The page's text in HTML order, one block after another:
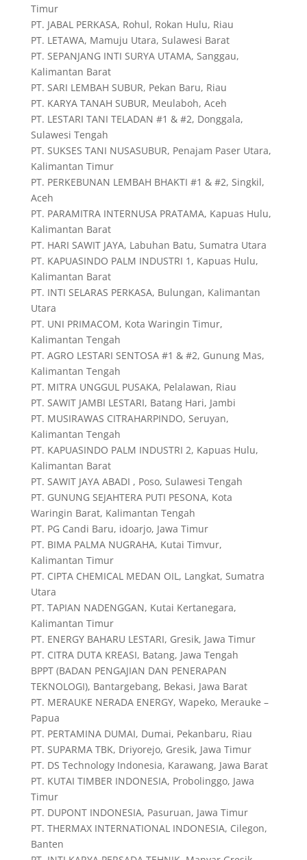
Timur
PT. JABAL PERKASA, Rohul, Rokan Hulu, Riau
PT. LETAWA, Mamuju Utara, Sulawesi Barat
PT. SEPANJANG INTI SURYA UTAMA, Sanggau,
Kalimantan Barat
PT. SARI LEMBAH SUBUR, Pekan Baru, Riau
PT. KARYA TANAH SUBUR, Meulaboh, Aceh
PT. LESTARI TANI TELADAN #1 & #2, Donggala,
Sulawesi Tengah
PT. SUKSES TANI NUSASUBUR, Penajam Paser Utara,
Kalimantan Timur
PT. PERKEBUNAN LEMBAH BHAKTI #1 & #2, Singkil,
Aceh
PT. PARAMITRA INTERNUSA PRATAMA, Kapuas Hulu,
Kalimantan Barat
PT. HARI SAWIT JAYA, Labuhan Batu, Sumatra Utara
PT. KAPUASINDO PALM INDUSTRI 1, Kapuas Hulu,
Kalimantan Barat
PT. INTI SELARAS PERKASA, Bulungan, Kalimantan
Utara
PT. UNI PRIMACOM, Kota Waringin Timur,
Kalimantan Tengah
PT. AGRO LESTARI SENTOSA #1 & #2, Gunung Mas,
Kalimantan Tengah
PT. MITRA UNGGUL PUSAKA, Pelalawan, Riau
PT. SAWIT JAMBI LESTARI, Batang Hari, Jambi
PT. MUSIRAWAS CITRAHARPINDO, Seruyan,
Kalimantan Tengah
PT. KAPUASINDO PALM INDUSTRI 2, Kapuas Hulu,
Kalimantan Barat
PT. SAWIT JAYA ABADI , Poso, Sulawesi Tengah
PT. GUNUNG SEJAHTERA PUTI PESONA, Kota
Waringin Barat, Kalimantan Tengah
PT. PG Candi Baru, idoarjo, Jawa Timur
PT. BIMA PALMA NUGRAHA, Kutai Timvur,
Kalimantan Timur
PT. CIPTA CHEMICAL MEDAN OIL, Langkat, Sumatra
Utara
PT. TAPIAN NADENGGAN, Kutai Kertanegara,
Kalimantan Timur
PT. ENERGY BAHARU LESTARI, Gresik, Jawa Timur
PT. CITRA DUTA KREASI, Batang, Jawa Tengah
BPPT (BADAN PENGAJIAN DAN PENERAPAN
TEKNOLOGI), Bantargebang, Bekasi, Jawa Barat
PT. MERAUKE NERADA ENERGY, Wapeko, Merauke –
Papua
PT. PERTAMINA DUMAI, Dumai, Pekanbaru, Riau
PT. SUPARMA TBK, Driyorejo, Gresik, Jawa Timur
PT. DS Technology Indonesia, Karawang, Jawa Barat
PT. KUTAI TIMBER INDONESIA, Probolinggo, Jawa
Timur
PT. DUPONT INDONESIA, Pasuruan, Jawa Timur
PT. THERMAX INTERNATIONAL INDONESIA, Cilegon,
Banten